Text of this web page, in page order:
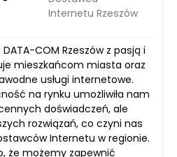
Internetu Rzeszów
COM Rzeszów z pasją i
mieszkańcom miasta oraz
usługi internetowe.
na rynku umożliwiła nam
doświadczeń, ale
rozwiązań, co czyni nas
Internetu w regionie.
że możemy zapewnić